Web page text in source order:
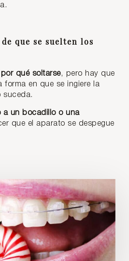
que se suelten los
qué soltarse, pero hay que
forma en que se ingiere la
suceda.
a un bocadillo o una
que el aparato se despegue